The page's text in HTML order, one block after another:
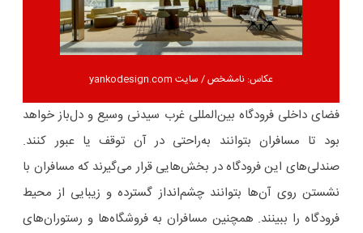
عکاس: نامشخص / سایت yankodesign.com
فضای داخلی فرودگاه بین‌المللی غرب سیدنی وسیع و دل‌باز خواهد
بود تا مسافران بتوانند به‌راحتی در آن توقف یا عبور کنند.
صندلی‌های این فرودگاه در بخش‌هایی قرار می‌گیرند که مسافران با
نشستن روی آن‌ها بتوانند چشم‌انداز گسترده و زیبایی از محیط
فرودگاه را ببینند. همچنین مسافران به فروشگاه‌ها و رستوران‌های